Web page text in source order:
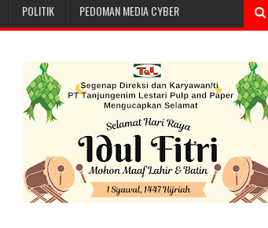
POLITIK PEDOMAN MEDIA CYBER